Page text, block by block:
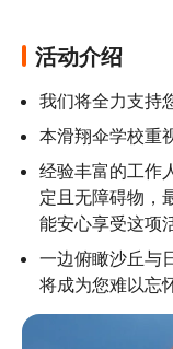
活动介绍
我们将全力支持
本滑翔伞学校重
经验丰富的工作
定且无障碍物，
能安心享受这项
一边俯瞰沙丘与
将成为您难以忘